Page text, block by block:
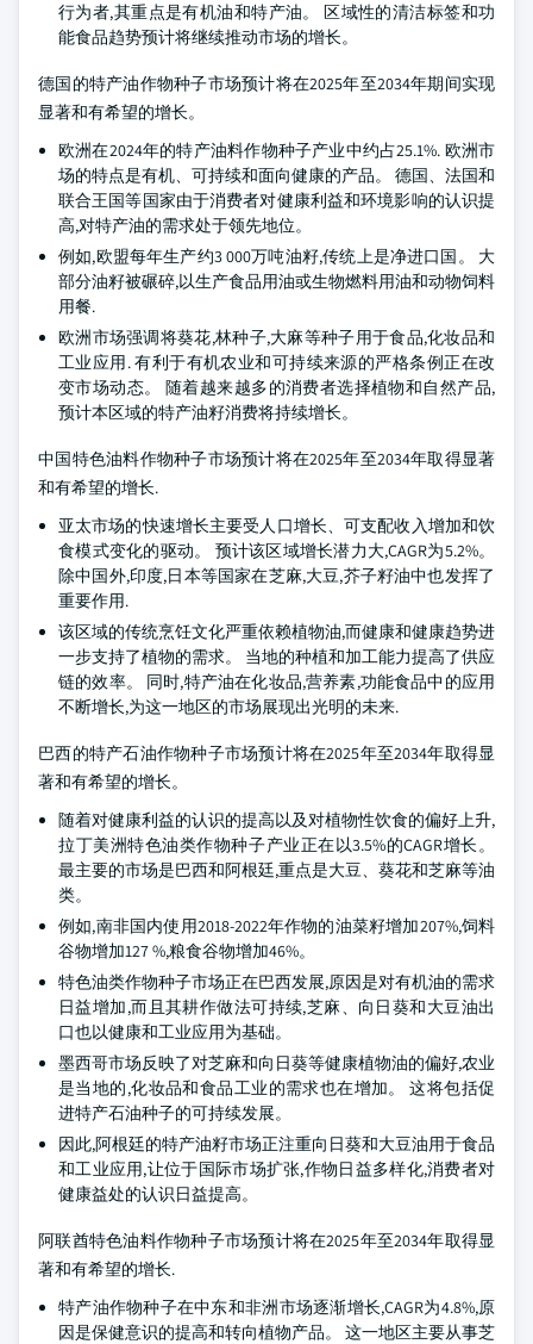
行为者,其重点是有机油和特产油。 区域性的清洁标签和功
能食品趋势预计将继续推动市场的增长。
德国的特产油作物种子市场预计将在2025年至2034年期间实现
显著和有希望的增长。
欧洲在2024年的特产油料作物种子产业中约占25.1%. 欧洲市
场的特点是有机、可持续和面向健康的产品。 德国、法国和
联合王国等国家由于消费者对健康利益和环境影响的认识提
高,对特产油的需求处于领先地位。
例如,欧盟每年生产约3 000万吨油籽,传统上是净进口国。 大
部分油籽被碾碎,以生产食品用油或生物燃料用油和动物饲料
用餐.
欧洲市场强调将葵花,林种子,大麻等种子用于食品,化妆品和
工业应用. 有利于有机农业和可持续来源的严格条例正在改
变市场动态。 随着越来越多的消费者选择植物和自然产品,
预计本区域的特产油籽消费将持续增长。
中国特色油料作物种子市场预计将在2025年至2034年取得显著
和有希望的增长.
亚太市场的快速增长主要受人口增长、可支配收入增加和饮
食模式变化的驱动。 预计该区域增长潜力大,CAGR为5.2%。
除中国外,印度,日本等国家在芝麻,大豆,芥子籽油中也发挥了
重要作用.
该区域的传统烹饪文化严重依赖植物油,而健康和健康趋势进
一步支持了植物的需求。 当地的种植和加工能力提高了供应
链的效率。 同时,特产油在化妆品,营养素,功能食品中的应用
不断增长,为这一地区的市场展现出光明的未来.
巴西的特产石油作物种子市场预计将在2025年至2034年取得显
著和有希望的增长。
随着对健康利益的认识的提高以及对植物性饮食的偏好上升,
拉丁美洲特色油类作物种子产业正在以3.5%的CAGR增长。
最主要的市场是巴西和阿根廷,重点是大豆、葵花和芝麻等油
类。
例如,南非国内使用2018-2022年作物的油菜籽增加207%,饲料
谷物增加127 %,粮食谷物增加46%。
特色油类作物种子市场正在巴西发展,原因是对有机油的需求
日益增加,而且其耕作做法可持续,芝麻、向日葵和大豆油出
口也以健康和工业应用为基础。
墨西哥市场反映了对芝麻和向日葵等健康植物油的偏好,农业
是当地的,化妆品和食品工业的需求也在增加。 这将包括促
进特产石油种子的可持续发展。
因此,阿根廷的特产油籽市场正注重向日葵和大豆油用于食品
和工业应用,让位于国际市场扩张,作物日益多样化,消费者对
健康益处的认识日益提高。
阿联酋特色油料作物种子市场预计将在2025年至2034年取得显
著和有希望的增长.
特产油作物种子在中东和非洲市场逐渐增长,CAGR为4.8%,原
因是保健意识的提高和转向植物产品。 这一地区主要从事芝